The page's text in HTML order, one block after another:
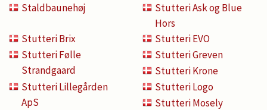
Staldbaunehøj
Stutteri Ask og Blue
Hors
Stutteri Brix
Stutteri EVO
Stutteri Følle
Strandgaard
Stutteri Greven
Stutteri Krone
Stutteri Lillegården
ApS
Stutteri Logo
Stutteri Mosely